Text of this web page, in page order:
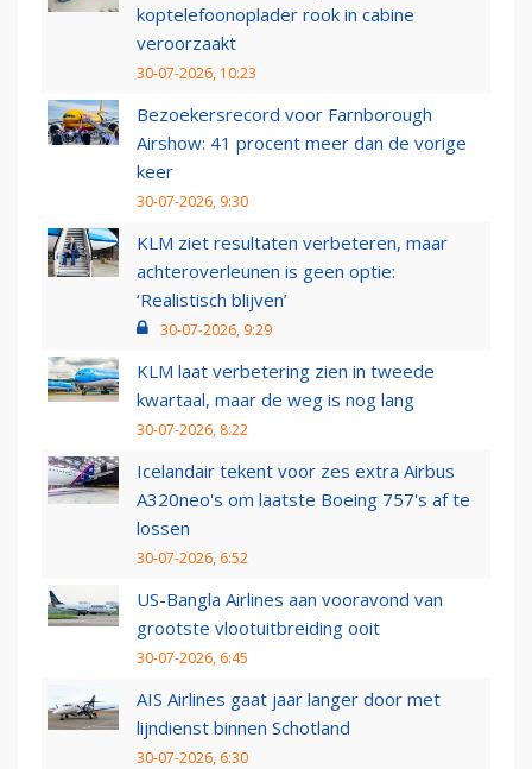
koptelefoonoplader rook in cabine
veroorzaakt
30-07-2026, 10:23
Bezoekersrecord voor Farnborough
Airshow: 41 procent meer dan de vorige
keer
30-07-2026, 9:30
KLM ziet resultaten verbeteren, maar
achteroverleunen is geen optie:
‘Realistisch blijven’
30-07-2026, 9:29
KLM laat verbetering zien in tweede
kwartaal, maar de weg is nog lang
30-07-2026, 8:22
Icelandair tekent voor zes extra Airbus
A320neo's om laatste Boeing 757's af te
lossen
30-07-2026, 6:52
US-Bangla Airlines aan vooravond van
grootste vlootuitbreiding ooit
30-07-2026, 6:45
AIS Airlines gaat jaar langer door met
lijndienst binnen Schotland
30-07-2026, 6:30